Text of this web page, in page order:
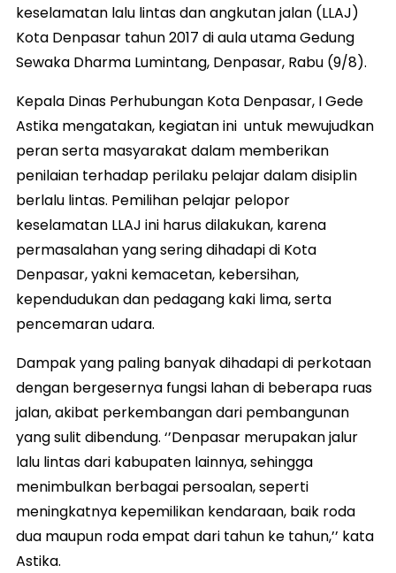
keselamatan lalu lintas dan angkutan jalan (LLAJ)
Kota Denpasar tahun 2017 di aula utama Gedung
Sewaka Dharma Lumintang, Denpasar, Rabu (9/8).
Kepala Dinas Perhubungan Kota Denpasar, I Gede
Astika mengatakan, kegiatan ini untuk mewujudkan
peran serta masyarakat dalam memberikan
penilaian terhadap perilaku pelajar dalam disiplin
berlalu lintas. Pemilihan pelajar pelopor
keselamatan LLAJ ini harus dilakukan, karena
permasalahan yang sering dihadapi di Kota
Denpasar, yakni kemacetan, kebersihan,
kependudukan dan pedagang kaki lima, serta
pencemaran udara.
Dampak yang paling banyak dihadapi di perkotaan
dengan bergesernya fungsi lahan di beberapa ruas
jalan, akibat perkembangan dari pembangunan
yang sulit dibendung. ‘’Denpasar merupakan jalur
lalu lintas dari kabupaten lainnya, sehingga
menimbulkan berbagai persoalan, seperti
meningkatnya kepemilikan kendaraan, baik roda
dua maupun roda empat dari tahun ke tahun,’’ kata
Astika.